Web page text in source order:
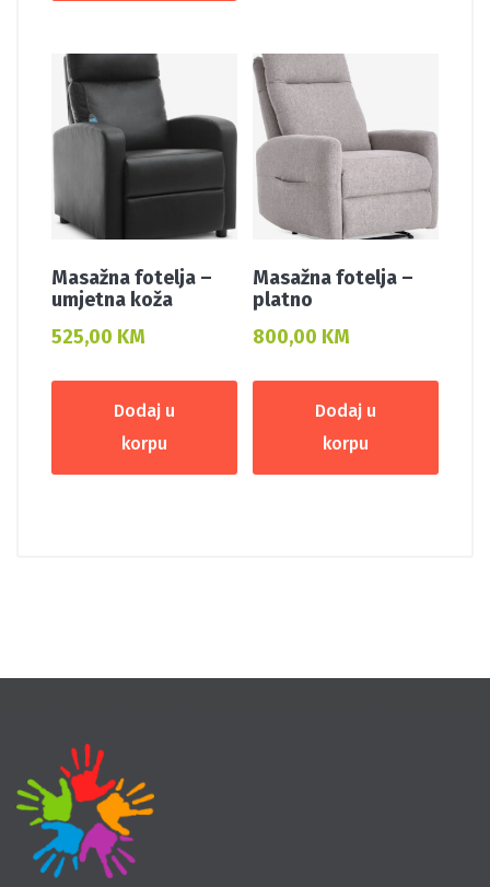
Masažna fotelja –
umjetna koža
525,00 KM
Dodaj u
korpu
Masažna fotelja –
platno
800,00 KM
Dodaj u
korpu